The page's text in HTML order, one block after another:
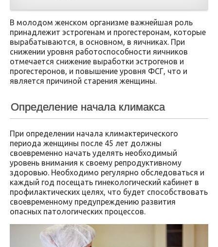
В молодом женском организме важнейшая роль
принадлежит эстрогенам и прогестеронам, которые
вырабатываются, в основном, в яичниках. При
снижении уровня работоспособности яичников
отмечается снижение выработки эстрогенов и
прогестеронов, и повышение уровня ФСГ, что и
является причиной старения женщины.
Определение начала климакса
При определении начала климактерического
периода женщины после 45 лет должны
своевременно начать уделять необходимый
уровень внимания к своему репродуктивному
здоровью. Необходимо регулярно обследоваться и
каждый год посещать гинекологический кабинет в
профилактических целях, что будет способствовать
своевременному предупреждению развития
опасных патологических процессов.